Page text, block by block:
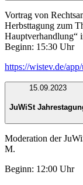
Vortrag von
Herbsttagung zum
Hauptverhandlung“
Beginn: 15:30 Uhr
https://wistev.de/
15.09.2023
JuWiSt
Moderation der
M.
Beginn: 12:00 Uhr